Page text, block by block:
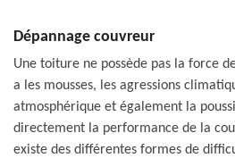
Dépannage couvreur
Une toiture ne possède pas la force
a les mousses, les agressions
atmosphérique et également la
directement la performance de la
existe des différentes formes de